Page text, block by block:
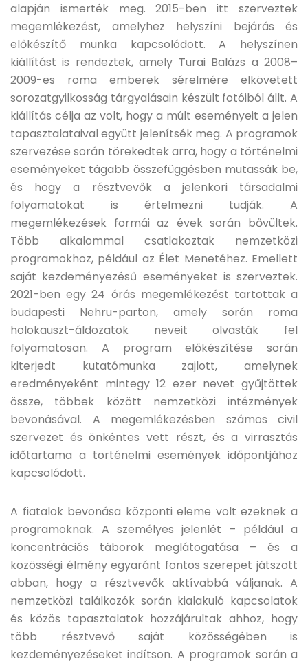
alapján ismerték meg. 2015-ben itt szerveztek
megemlékezést, amelyhez helyszíni bejárás és
előkészítő munka kapcsolódott. A helyszínen
kiállítást is rendeztek, amely Turai Balázs a 2008–
2009-es roma emberek sérelmére elkövetett
sorozatgyilkosság tárgyalásain készült fotóiból állt. A
kiállítás célja az volt, hogy a múlt eseményeit a jelen
tapasztalataival együtt jelenítsék meg. A programok
szervezése során törekedtek arra, hogy a történelmi
eseményeket tágabb összefüggésben mutassák be,
és hogy a résztvevők a jelenkori társadalmi
folyamatokat is értelmezni tudják. A
megemlékezések formái az évek során bővültek.
Több alkalommal csatlakoztak nemzetközi
programokhoz, például az Élet Menetéhez. Emellett
saját kezdeményezésű eseményeket is szerveztek.
2021-ben egy 24 órás megemlékezést tartottak a
budapesti Nehru-parton, amely során roma
holokauszt-áldozatok neveit olvasták fel
folyamatosan. A program előkészítése során
kiterjedt kutatómunka zajlott, amelynek
eredményeként mintegy 12 ezer nevet gyűjtöttek
össze, többek között nemzetközi intézmények
bevonásával. A megemlékezésben számos civil
szervezet és önkéntes vett részt, és a virrasztás
időtartama a történelmi események időpontjához
kapcsolódott.
A fiatalok bevonása központi eleme volt ezeknek a
programoknak. A személyes jelenlét – például a
koncentrációs táborok meglátogatása – és a
közösségi élmény egyaránt fontos szerepet játszott
abban, hogy a résztvevők aktívabbá váljanak. A
nemzetközi találkozók során kialakuló kapcsolatok
és közös tapasztalatok hozzájárultak ahhoz, hogy
több résztvevő saját közösségében is
kezdeményezéseket indítson. A programok során a